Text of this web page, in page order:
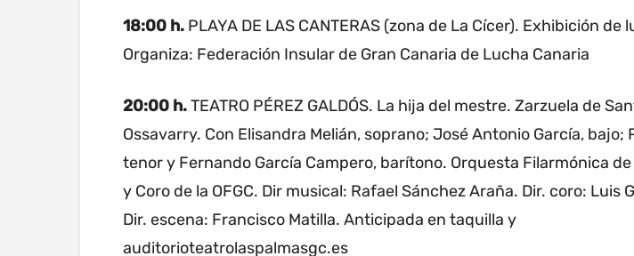
18:00 h. PLAYA DE LAS CANTERAS (zona de La Cícer). Exhibición de
Organiza: Federación Insular de Gran Canaria de Lucha Canaria
20:00 h.TEATRO PÉREZ GALDÓS. La hija del mestre. Zarzuela de
Ossavarry. Con Elisandra Melián, soprano; José Antonio García, bajo;
tenor y Fernando García Campero, barítono. Orquesta Filarmónica de
y Coro de la OFGC. Dir musical: Rafael Sánchez Araña. Dir. coro: Luis
Dir. escena: Francisco Matilla. Anticipada en taquilla y
auditorioteatrolaspalmasgc.es